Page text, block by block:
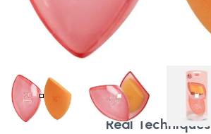
Real Techniques